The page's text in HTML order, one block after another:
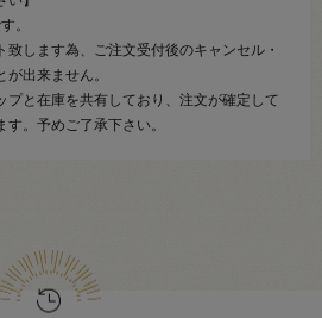
。
致します為、ご注文受付後のキャンセル・
出来ません。
プと在庫を共有しており、注文が確定して
。予めご了承下さい。